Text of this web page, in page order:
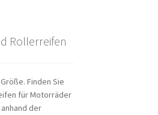
Rollerreifen
Finden Sie
für Motorräder
der